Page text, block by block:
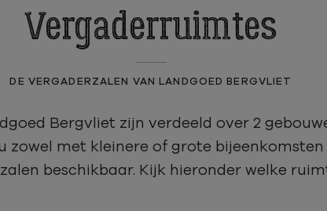
Vergaderruimtes
DE VERGADERZALEN VAN LANDGOED BERGVLIET
Bergvliet zijn verdeeld over 2
zowel met kleinere of grote
beschikbaar. Kijk hieronder welke